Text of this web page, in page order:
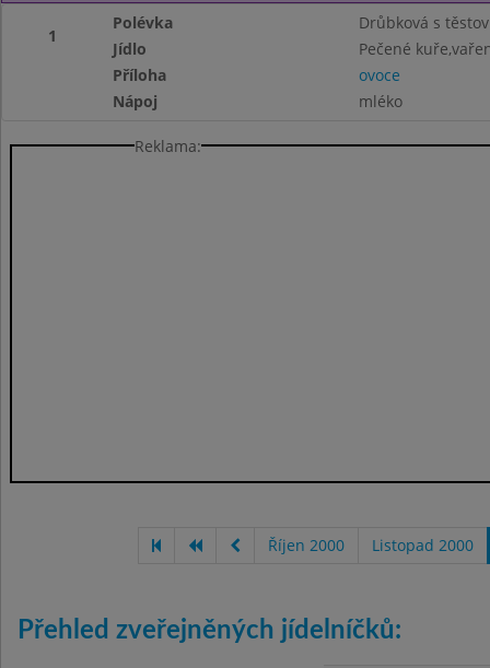
1
Polévka
Drůbková s
Jídlo
Pečené
Příloha
ovoce
Nápoj
mléko
Reklama:
Říjen 2000 Listopad 2000
Přehled zveřejněných jídelníčků: